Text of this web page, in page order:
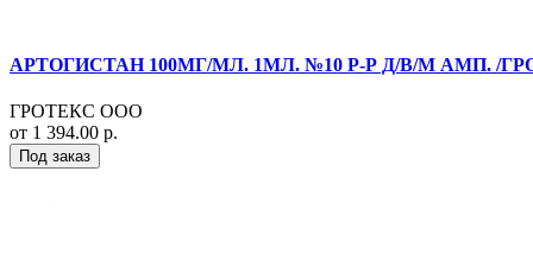
АРТОГИСТАН 100МГ/МЛ. 1МЛ. №10 Р-Р Д/В/М АМП. /
ГРОТЕКС ООО
от 1 394.00 р.
Под заказ